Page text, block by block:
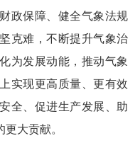
政保障、健全气象法规
克难，不断提升气象治
为发展动能，推动气象
实现更高质量、更有效
全、促进生产发展、助
大贡献。